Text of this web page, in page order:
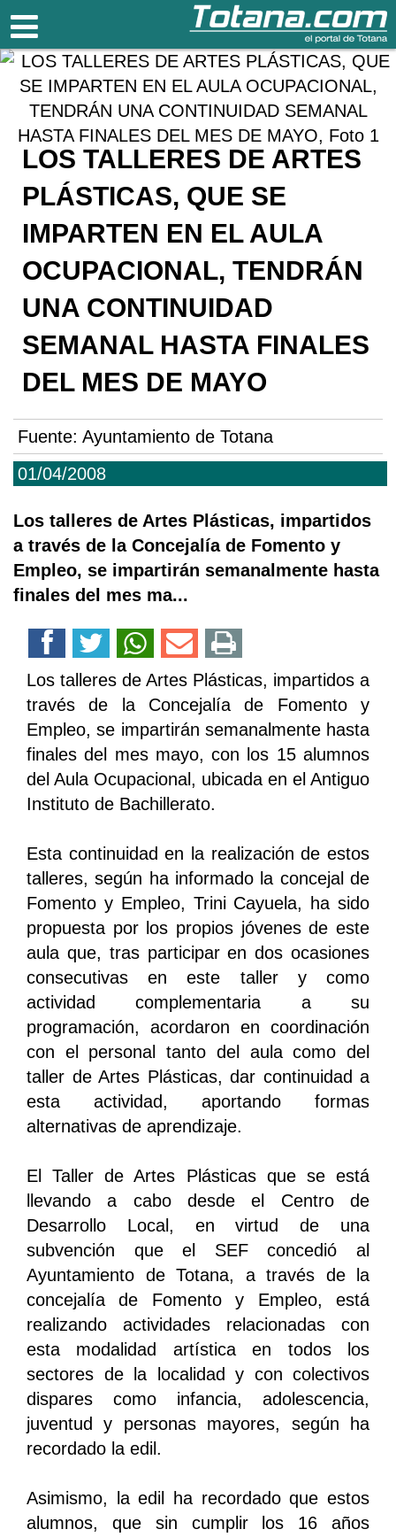
Totana.com
01/04/2008
LOS TALLERES DE ARTES
PLÁSTICAS, QUE SE
IMPARTEN EN EL AULA
OCUPACIONAL, TENDRÁN
UNA CONTINUIDAD
SEMANAL HASTA FINALES
DEL MES DE MAYO
Fuente: Ayuntamiento de Totana
Los talleres de Artes Plásticas, impartidos
a través de la Concejalía de Fomento y
Empleo, se impartirán semanalmente hasta
finales del mes ma...
Los talleres de Artes Plásticas, impartidos a
través de la Concejalía de Fomento y
Empleo, se impartirán semanalmente hasta
finales del mes mayo, con los 15 alumnos
del Aula Ocupacional, ubicada en el Antiguo
Instituto de Bachillerato.
Esta continuidad en la realización de estos
talleres, según ha informado la concejal de
Fomento y Empleo, Trini Cayuela, ha sido
propuesta por los propios jóvenes de este
aula que, tras participar en dos ocasiones
consecutivas en este taller y como
actividad complementaria a su
programación, acordaron en coordinación
con el personal tanto del aula como del
taller de Artes Plásticas, dar continuidad a
esta actividad, aportando formas
alternativas de aprendizaje.
El Taller de Artes Plásticas que se está
llevando a cabo desde el Centro de
Desarrollo Local, en virtud de una
subvención que el SEF concedió al
Ayuntamiento de Totana, a través de la
concejalía de Fomento y Empleo, está
realizando actividades relacionadas con
esta modalidad artística en todos los
sectores de la localidad y con colectivos
dispares como infancia, adolescencia,
juventud y personas mayores, según ha
recordado la edil.
Asimismo, la edil ha recordado que estos
alumnos, que sin cumplir los 16 años